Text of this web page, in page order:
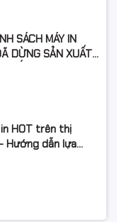
SÁCH MÁY IN
DỪNG SẢN XUẤT:
CẤP 2026
HOT trên thị
dẫn lựa
chi tiết